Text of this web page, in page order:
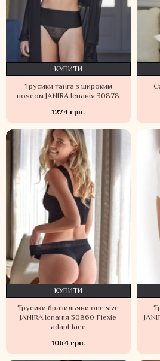
Трусики танга з широким
поясом JANIRA Іспанія 30878
1274 грн.
КУПИТИ
Трусики бразильяни one size
JANIRA Іспанія 30860 Flexie
adapt lace
1064 грн.
КУПИТИ